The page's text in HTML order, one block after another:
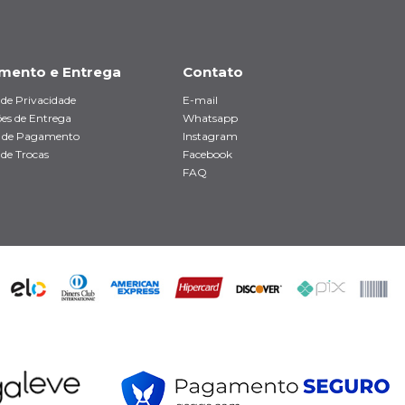
e Entrega
Privacidade
de Entrega
de Pagamento
Trocas
Contato
E-mail
Whatsapp
Instagram
Facebook
FAQ